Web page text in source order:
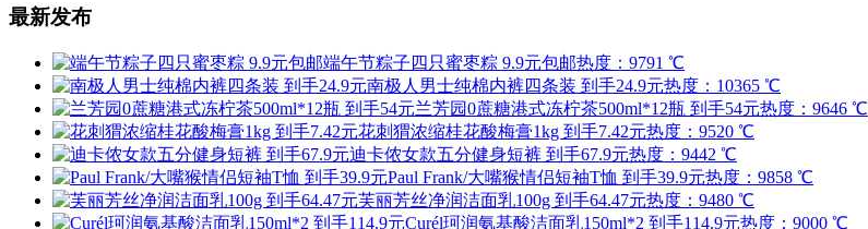
最新发布
端午节粽子四只蜜枣粽 9.9元包邮热度：9791 ℃
南极人男士纯棉内裤四条装 到手24.9元热度：10365 ℃
兰芳园0蔗糖港式冻柠茶500ml*12瓶 到手54元热度：9646 ℃
花刺猬浓缩桂花酸梅膏1kg 到手7.42元热度：9520 ℃
迪卡侬女款五分健身短裤 到手67.9元热度：9442 ℃
Paul Frank/大嘴猴情侣短袖T恤 到手39.9元热度：9858 ℃
芙丽芳丝净润洁面乳100g 到手64.47元热度：9480 ℃
Curél珂润氨基酸洁面乳150ml*2 到手114.9元热度：9000 ℃